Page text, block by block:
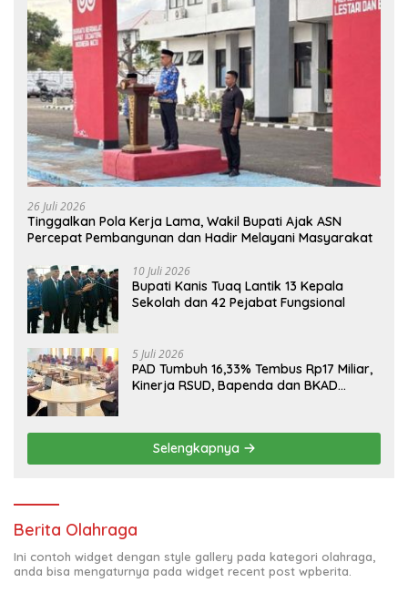
26 Juli 2026
Tinggalkan Pola Kerja Lama, Wakil Bupati Ajak ASN
Percepat Pembangunan dan Hadir Melayani Masyarakat
10 Juli 2026
Bupati Kanis Tuaq Lantik 13 Kepala
Sekolah dan 42 Pejabat Fungsional
5 Juli 2026
PAD Tumbuh 16,33% Tembus Rp17 Miliar,
Kinerja RSUD, Bapenda dan BKAD
Selengkapnya
Berita Olahraga
Ini contoh widget dengan style gallery pada kategori olahraga,
anda bisa mengaturnya pada widget recent post wpberita.